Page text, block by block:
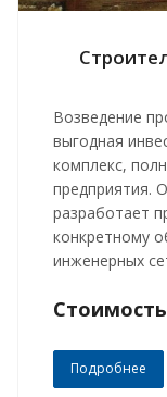
Возведение
выгодная
комплекс,
предприятия.
разработает
конкретному
инженерных
Подробнее